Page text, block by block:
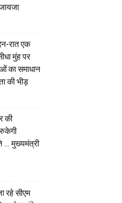
रात एक
मुंह पर
का समाधान
की भीड़
की
… मुख्यमंत्री
रहे सीएम